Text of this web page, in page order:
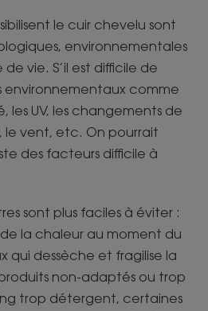
le cuir chevelu sont
environnementales
vie. S’il est difficile de
environnementaux comme
les UV, les changements de
le vent, etc. On pourrait
des facteurs difficile à
sont plus faciles à éviter :
de la chaleur au moment du
qui dessèche et fragilise la
non-adaptés ou trop
trop détergent, certaines